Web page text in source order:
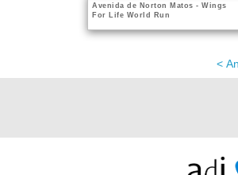
Avenida de Norton Matos - Wings
For Life World Run
<